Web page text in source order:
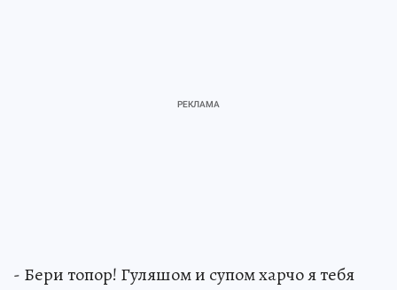
- Бери топор! Гуляшом и супом харчо я тебя